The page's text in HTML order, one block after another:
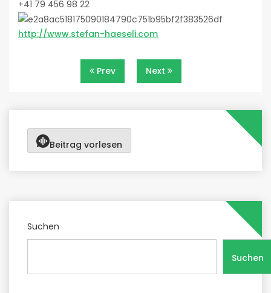
+41 79 456 98 22
http://www.stefan-haeseli.com
Beitragsnavigation
Prev Next
Beitrag vorlesen
Suchen
Suchen